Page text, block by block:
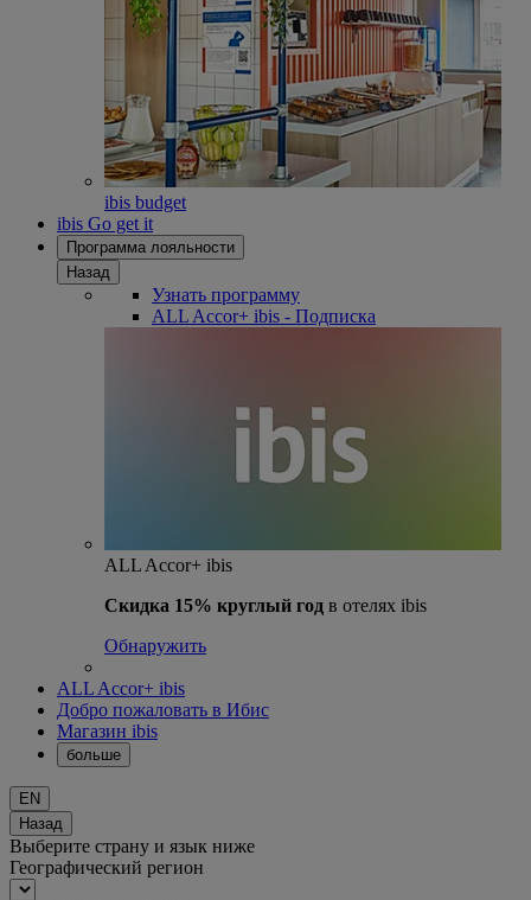
ibis budget
ibis Go get it
Программа лояльности
Назад
Узнать программу
ALL Accor+ ibis - Подписка
ALL Accor+ ibis
Скидка 15% круглый год в отелях ibis
Обнаружить
ALL Accor+ ibis
Добро пожаловать в Ибис
Магазин ibis
больше
EN
Назад
Выберите страну и язык ниже
Географический регион